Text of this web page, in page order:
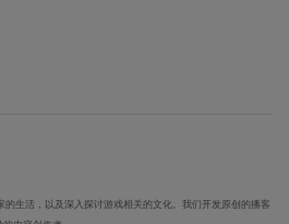
生活，以及深入探讨游戏相关的文化。我们开发原创的播客